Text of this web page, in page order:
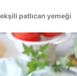
ekşili patlıcan yemeği